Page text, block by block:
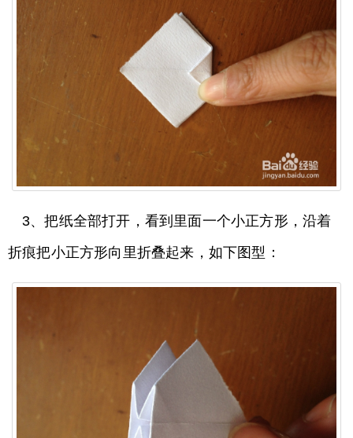
3、把纸全部打开，看到里面一个小正方形，沿着
折痕把小正方形向里折叠起来，如下图型：